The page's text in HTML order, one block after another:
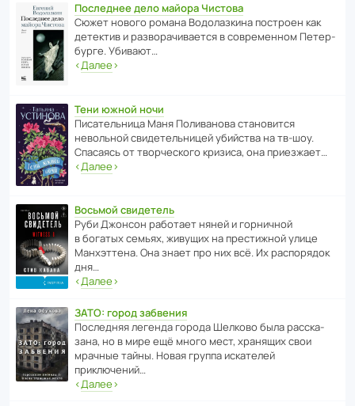
Последнее дело майора Чистова
Сюжет нового романа Водо­ла­з­кина пост­роен как
дете­ктив и разво­ра­чи­ва­ется в совре­менном Пете­р­
бурге. Убивают…
‹Далее›
Тени южной ночи
Писа­тель­ница Маня Поли­ва­нова стано­вится
невольной свиде­тель­ницей убийства на тв-шоу.
Спасаясь от твор­че­с­кого кризиса, она приезжает…
‹Далее›
Восьмой свидетель
Руби Джонсон рабо­тает няней и горни­чной
в богатых семьях, живущих на прес­ти­жной улице
Манх­эт­тена. Она знает про них всё. Их распо­рядок
дня…
‹Далее›
ЗАТО: город забвения
После­дняя легенда города Шелково была расска­
зана, но в мире ещё много мест, хранящих свои
мрачные тайны. Новая группа иска­телей
приключений…
‹Далее›